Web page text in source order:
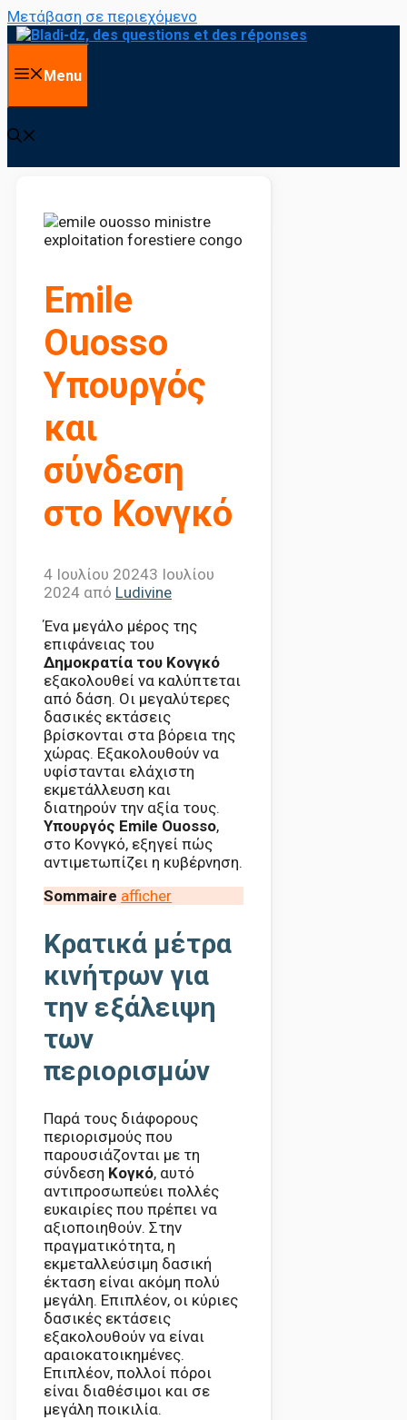
Μετάβαση σε περιεχόμενο
Menu
Emile
Ouosso
Υπουργός
και
σύνδεση
στο Κονγκό
4 Ιουλίου 20243 Ιουλίου
2024 από Ludivine
Ένα μεγάλο μέρος της
επιφάνειας του
Δημοκρατία του Κονγκό
εξακολουθεί να καλύπτεται
από δάση. Οι μεγαλύτερες
δασικές εκτάσεις
βρίσκονται στα βόρεια της
χώρας. Εξακολουθούν να
υφίστανται ελάχιστη
εκμετάλλευση και
διατηρούν την αξία τους.
Υπουργός Emile Ouosso,
στο Κονγκό, εξηγεί πώς
αντιμετωπίζει η κυβέρνηση.
Sommaire afficher
Κρατικά μέτρα
κινήτρων για
την εξάλειψη
των
περιορισμών
Παρά τους διάφορους
περιορισμούς που
παρουσιάζονται με τη
σύνδεση Κογκό, αυτό
αντιπροσωπεύει πολλές
ευκαιρίες που πρέπει να
αξιοποιηθούν. Στην
πραγματικότητα, η
εκμεταλλεύσιμη δασική
έκταση είναι ακόμη πολύ
μεγάλη. Επιπλέον, οι κύριες
δασικές εκτάσεις
εξακολουθούν να είναι
αραιοκατοικημένες.
Επιπλέον, πολλοί πόροι
είναι διαθέσιμοι και σε
μεγάλη ποικιλία.